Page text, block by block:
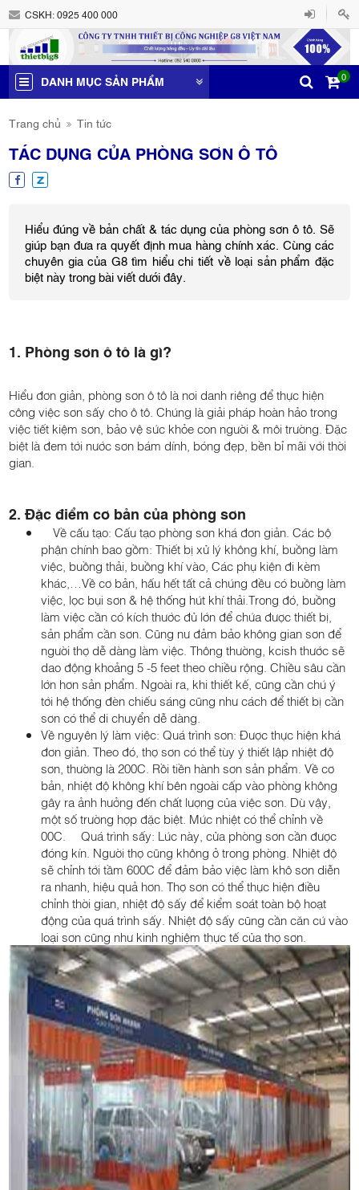
CSKH:0925 400 000
DANH MỤC SẢN PHẨM 0
Trang chủ Tin tức
TÁC DỤNG CỦA PHÒNG SƠN Ô TÔ
Hiểu đúng về bản chất & tác dụng của phòng sơn ô tô. Sẽ
giúp bạn đưa ra quyết định mua hàng chính xác. Cùng các
chuyên gia của G8 tìm hiểu chi tiết về loại sản phẩm đặc
biệt này trong bài viết dưới đây.
1. Phòng sơn ô tô là gì?
Hiểu đơn giản, phòng sơn ô tô là nơi danh riêng để thực hiện
công việc sơn sấy cho ô tô. Chúng là giải pháp hoàn hảo trong
việc tiết kiệm sơn, bảo vệ sức khỏe con người & môi trường. Đặc
biệt là đem tới nước sơn bám dính, bóng đẹp, bền bỉ mãi với thời
gian.
2. Đặc điểm cơ bản của phòng sơn
Về cấu tạo: Cấu tạo phòng sơn khá đơn giản. Các bộ
phận chính bao gồm: Thiết bị xử lý không khí, buồng làm
việc, buồng thải, buồng khí vào, Các phụ kiện đi kèm
khác,…Về cơ bản, hấu hết tất cả chúng đều có buồng làm
việc, lọc bụi sơn & hệ thống hút khí thải.Trong đó, buồng
làm việc cần có kích thước đủ lớn để chứa được thiết bị,
sản phẩm cần sơn. Cũng nư đảm bảo không gian sơn để
người thợ dễ dàng làm việc. Thông thường, kcish thước sẽ
dao động khoảng 5 -5 feet theo chiều rộng. Chiều sâu cần
lớn hơn sản phẩm. Ngoài ra, khi thiết kế, cũng cần chú ý
tới hệ thống đèn chiếu sáng cũng như cách để thiết bị cần
sơn có thể di chuyển dễ dàng.
Về nguyên lý làm việc: Quá trình sơn: Được thực hiện khá
đơn giản. Theo đó, thợ sơn có thể tùy ý thiết lập nhiệt độ
sơn, thường là 200C. Rồi tiền hành sơn sản phẩm. Về cơ
bản, nhiệt độ không khí bên ngoài cấp vào phòng không
gây ra ảnh hưởng đến chất lượng của việc sơn. Dù vậy,
một số trường hợp đặc biệt. Mức nhiệt có thể chỉnh về
00C. Quá trình sấy: Lúc này, cửa phòng sơn cần được
đóng kín. Người thợ cũng không ở trong phòng. Nhiệt độ
sẽ chỉnh tới tầm 600C để đảm bảo việc làm khô sơn diễn
ra nhanh, hiệu quả hơn. Thợ sơn có thể thực hiện điều
chỉnh thời gian, nhiệt độ sấy để kiểm soát toàn bộ hoạt
động của quá trình sấy. Nhiệt độ sấy cũng cần căn cứ vào
loại sơn cũng như kinh nghiệm thực tế của thợ sơn.